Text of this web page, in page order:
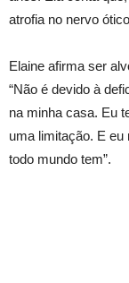
atrofia no nervo
Elaine afirma ser
“Não é devido à
na minha casa. Eu
uma limitação. E eu
todo mundo tem”.